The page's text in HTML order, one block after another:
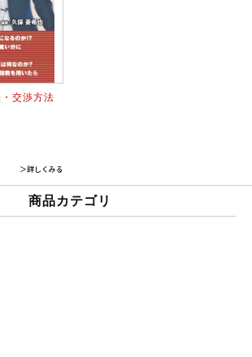
交渉方法
＞詳しくみる
商品カテゴリ